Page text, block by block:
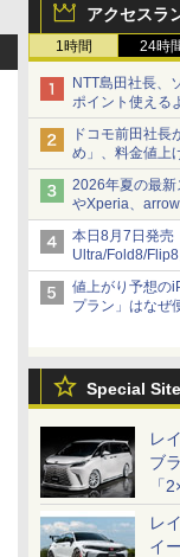
アクセスラ
1時間 24時
NTT島田社長、
ポイント使える
ドコモ前田社長
め」、料金値上
2026年夏の最
やXperia、
徴は
本日8月7日発売
Ultra/Fold8/
ば屋のメニュー
値上がり予想の
プラン」はなぜ
Special Site
レ
ブ
「
レ
イ